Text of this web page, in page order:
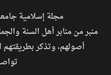
مجلة إسلامية جامعة،
منبر من منابر أهل السنة
أصولهم، وتذكر بطريقتهم